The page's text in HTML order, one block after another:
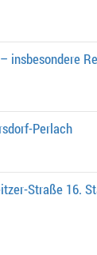
insbesondere
Perlach
Straße 16.